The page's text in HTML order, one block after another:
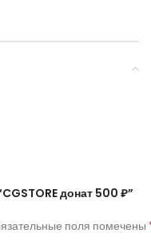
донат 500 ₽”
поля помечены